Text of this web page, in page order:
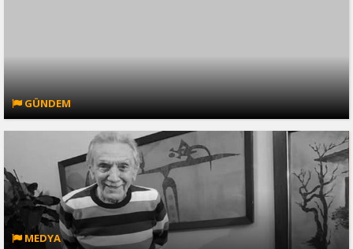
GÜNDEM
MEDYA